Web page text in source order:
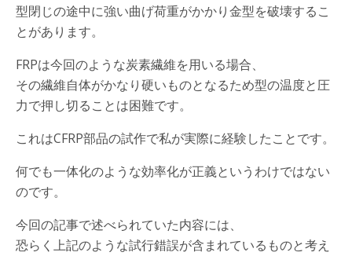
型閉じの途中に強い曲げ荷重がかかり金型を破壊するこ
とがあります。
FRPは今回のような炭素繊維を用いる場合、
その繊維自体がかなり硬いものとなるため型の温度と圧
力で押し切ることは困難です。
これはCFRP部品の試作で私が実際に経験したことです。
何でも一体化のような効率化が正義というわけではない
のです。
今回の記事で述べられていた内容には、
恐らく上記のような試行錯誤が含まれているものと考え